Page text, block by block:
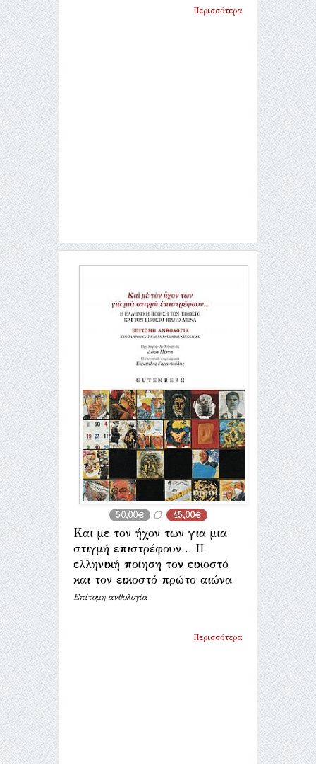
Περισσότερα
50,00€ 45,00€
Και με τον ήχον των για μια
στιγμή επιστρέφουν… Η
ελληνική ποίηση τον εικοστό
και τον εικοστό πρώτο αιώνα
Επίτομη ανθολογία
Περισσότερα